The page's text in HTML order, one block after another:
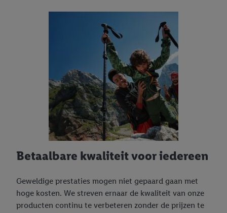
Betaalbare kwaliteit voor iedereen
Geweldige prestaties mogen niet gepaard gaan met
hoge kosten. We streven ernaar de kwaliteit van onze
producten continu te verbeteren zonder de prijzen te